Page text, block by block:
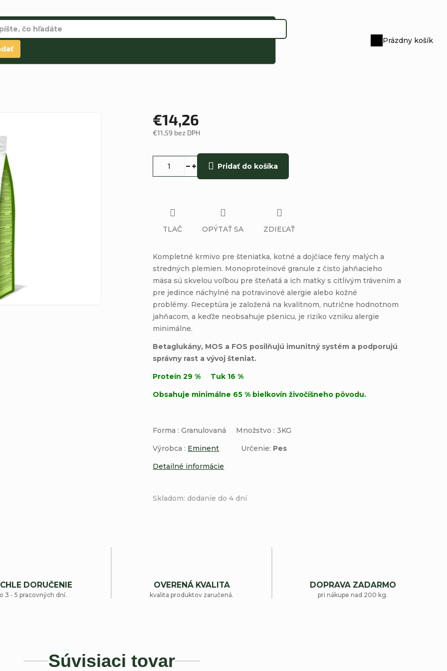
Nákupný
Prázdny košík
€14,26
€11,59 bez DPH
Skladom: dodanie do 4 dní
Pridať do košíka
Kompletné krmivo pre šteniatka, kotné a dojčiace feny malých a
stredných plemien. Monoproteínové granule z čisto jahňacieho
mäsa sú skvelou voľbou pre šteňatá a ich matky s citlivým trávením a
pre jedince náchylné na potravinové alergie alebo kožné
problémy. Receptúra je založená na kvalitnom, nutrične hodnotnom
jahňacom, a keďže ne­obsahuje pšenicu, je riziko vzniku alergie
minimálne.
Betaglukány, MOS a FOS posilňujú imunitný systém a podporujú
správny rast a vývoj šteniat.
Proteín 29 % Tuk 16 %
Obsahuje minimálne 65 % bielkovín živočíšneho pôvodu.
Forma : Granulovaná Množstvo : 3KG
Výrobca : Eminent Určenie: Pes
Detailné informácie
TLAČ OPÝTAŤ SA ZDIEĽAŤ
DORUČENIE
3 - 5 pracovných dní.
OVERENÁ KVALITA
kvalita produktov zaručená.
DOPRAVA ZADARMO
pri nákupe nad 200 kg.
Súvisiaci tovar